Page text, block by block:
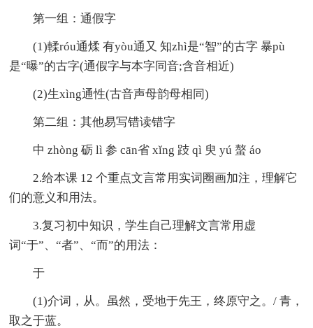
第一组：通假字
(1)輮róu通煣 有yòu通又 知zhì是“智”的古字 暴pù
是“曝”的古字(通假字与本字同音;含音相近)
(2)生xìng通性(古音声母韵母相同)
第二组：其他易写错读错字
中 zhòng 砺 lì 参 cān省 xǐng 跂 qì 臾 yú 螯 áo
2.给本课 12 个重点文言常用实词圈画加注，理解它
们的意义和用法。
3.复习初中知识，学生自己理解文言常用虚
词“于”、“者”、“而”的用法：
于
(1)介词，从。虽然，受地于先王，终原守之。/ 青，
取之于蓝。